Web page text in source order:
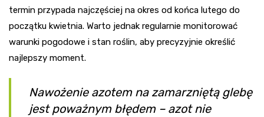
termin przypada najczęściej na okres od końca lutego do
początku kwietnia. Warto jednak regularnie monitorować
warunki pogodowe i stan roślin, aby precyzyjnie określić
najlepszy moment.
Nawożenie azotem na zamarzniętą glebę
jest poważnym błędem – azot nie